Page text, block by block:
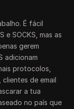
É fácil
e SOCKS, mas as
gerem
adicionam
protocolos,
de email
a tua
no país que